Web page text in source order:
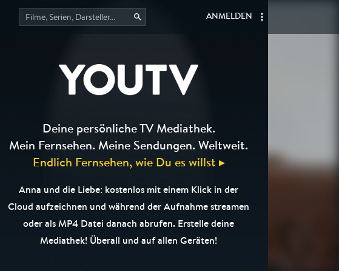
ANMELDEN
Deine persönliche TV Mediathek.
Mein Fernsehen. Meine Sendungen. Weltweit.
Endlich Fernsehen, wie Du es willst ▸
Anna und die Liebe: kostenlos mit einem Klick in der
Cloud aufzeichnen und während der Aufnahme streamen
oder als MP4 Datei danach abrufen. Erstelle deine
Mediathek! Überall und auf allen Geräten!